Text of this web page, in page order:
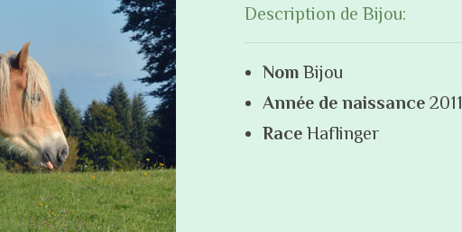
Description de Bijou:
NomBijou
Année de naissance2011
RaceHaflinger